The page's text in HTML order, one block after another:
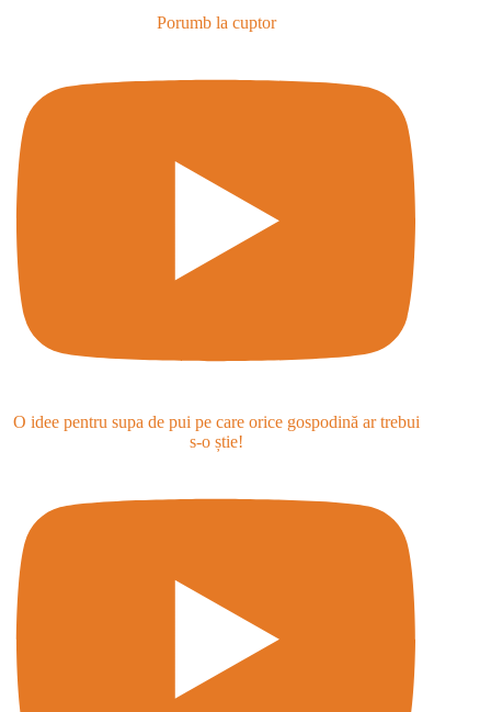
Porumb la cuptor
O idee pentru supa de pui pe care orice gospodină ar trebui
s-o știe!